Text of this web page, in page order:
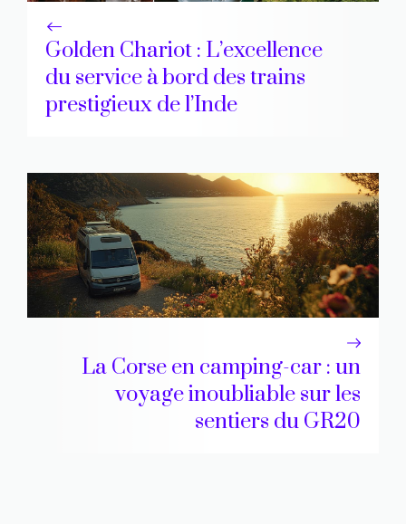
Golden Chariot : L’excellence
du service à bord des trains
prestigieux de l’Inde
La Corse en camping-car : un
voyage inoubliable sur les
sentiers du GR20